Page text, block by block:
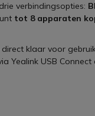
verbindingsopties:
tot 8 apparaten
direct klaar voor
Yealink USB